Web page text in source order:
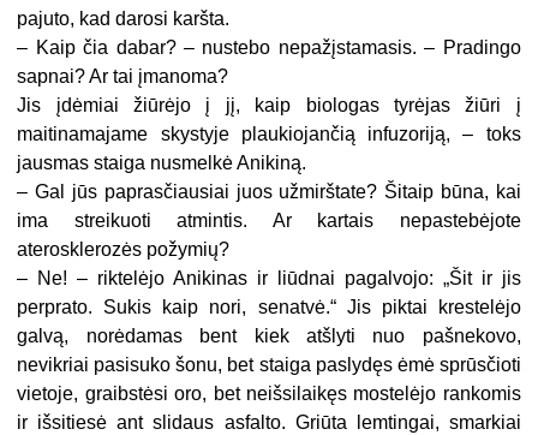
pajuto, kad darosi karšta.
– Kaip čia dabar? – nustebo nepažįstamasis. – Pradingo
sapnai? Ar tai įmanoma?
Jis įdėmiai žiūrėjo į jį, kaip biologas tyrėjas žiūri į
maitinamajame skystyje plaukiojančią infuzoriją, – toks
jausmas staiga nusmelkė Anikiną.
– Gal jūs paprasčiausiai juos užmirštate? Šitaip būna, kai
ima streikuoti atmintis. Ar kartais nepastebėjote
aterosklerozės požymių?
– Ne! – riktelėjo Anikinas ir liūdnai pagalvojo: „Šit ir jis
perprato. Sukis kaip nori, senatvė.“ Jis piktai krestelėjo
galvą, norėdamas bent kiek atšlyti nuo pašnekovo,
nevikriai pasisuko šonu, bet staiga paslydęs ėmė sprūsčioti
vietoje, graibstėsi oro, bet neišsilaikęs mostelėjo rankomis
ir išsitiesė ant slidaus asfalto. Griūta lemtingai, smarkiai